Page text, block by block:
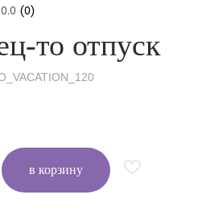
0.0 (0)
то отпуск
в корзину